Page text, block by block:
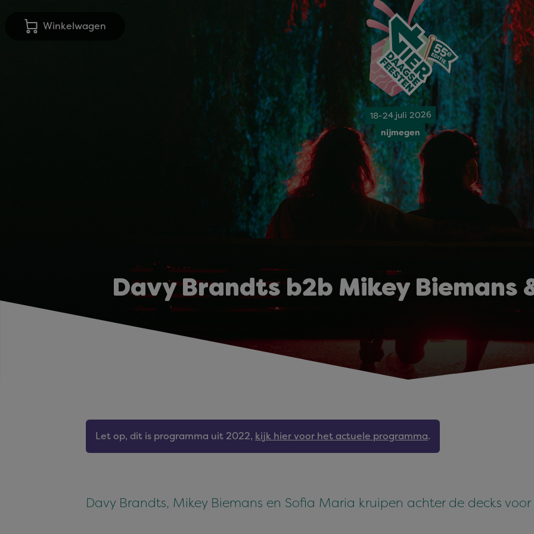
Winkelwagen
18-24 juli 2026
nijmegen
Davy Brandts b2b Mikey Biemans
Let op, dit is programma uit 2022, kijk hier voor het actuele programma.
Davy Brandts, Mikey Biemans en Sofia Maria kruipen achter de decks